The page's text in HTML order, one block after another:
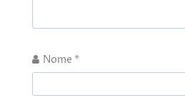
Nome *